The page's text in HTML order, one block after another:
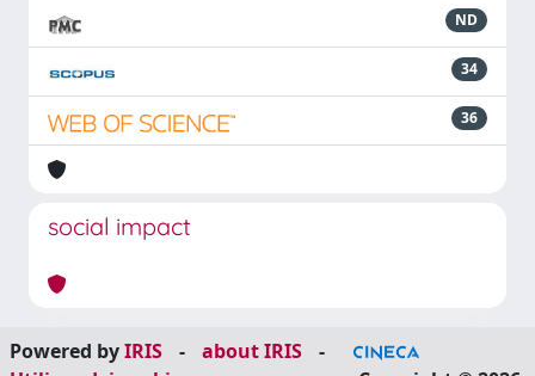
ND
34
36
social impact
Powered byIRIS - about IRIS
-